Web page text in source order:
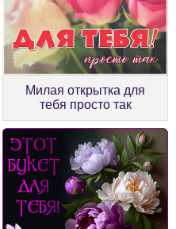
Милая открытка для
тебя просто так